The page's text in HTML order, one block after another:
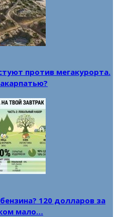
против мегакурорта.
120 долларов за
мало…